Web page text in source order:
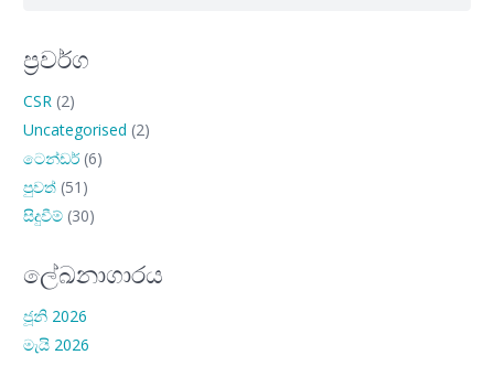
ප්‍රවර්ග
CSR (2)
Uncategorised (2)
ටෙන්ඩර් (6)
පුවත් (51)
සිදුවීම් (30)
ලේඛනාගාරය
ජූනි 2026
මැයි 2026